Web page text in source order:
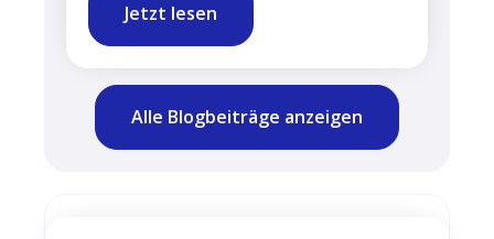
Jetzt lesen
Alle Blogbeiträge anzeigen